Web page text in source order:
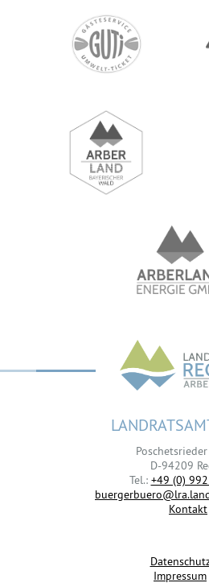
D-94209
Tel.: +49 (0)
Kontakt
Impressum